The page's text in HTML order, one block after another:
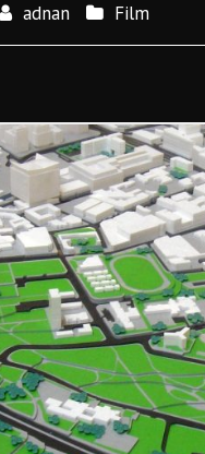
adnan Film